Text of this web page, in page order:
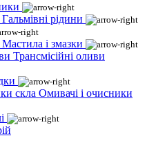
Гальмівні рідини
Мастила і змазки
Трансмісійні оливи
Омивачі і очисники